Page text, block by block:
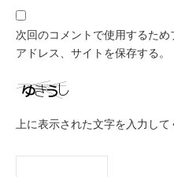
次回のコメントで使用するた
アドレス、サイトを保存する。
上に表示された文字を入力して